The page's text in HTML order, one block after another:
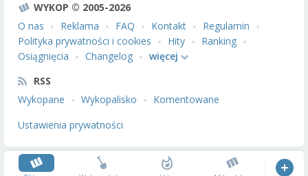
WYKOP © 2005-2026
O nas
Reklama FAQ Kontakt
Regulamin
Polityka prywatności i cookies
Hity
Ranking
Osiągnięcia
Changelog
więcej
RSS
Wykopane
Wykopalisko
Komentowane
Ustawienia prywatności